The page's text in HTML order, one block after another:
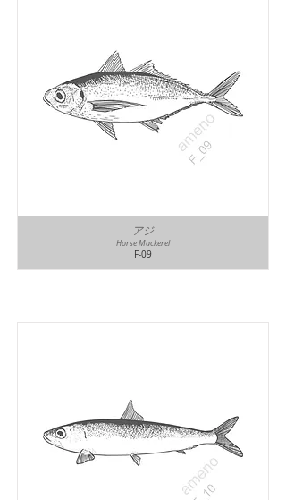
アジ
F-09
Horse Mackerel